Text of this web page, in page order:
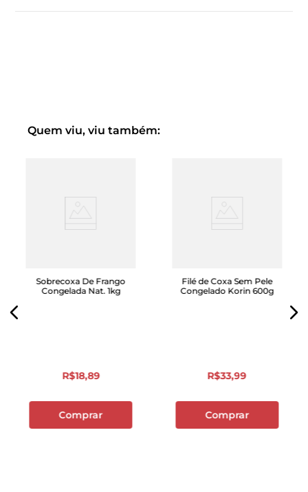
Quem viu, viu também:
Sobrecoxa De Frango
Congelada Nat. 1kg
R$18,89
Comprar
Filé de Coxa Sem Pele
Congelado Korin 600g
R$33,99
Comprar